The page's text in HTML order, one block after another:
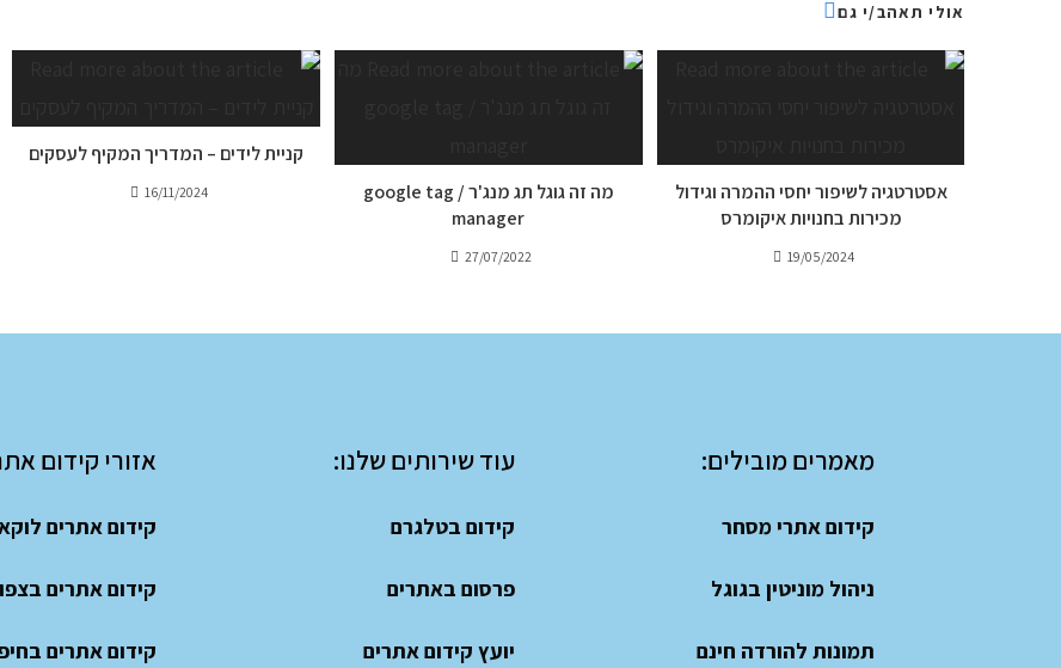
אולי תאהב/י גם
קניית לידים – המדריך המקיף לעסקים
16/11/2024
מה זה גוגל תג מנג'ר / google tag
manager
27/07/2022
אסטרטגיה לשיפור יחסי ההמרה וגידול
מכירות בחנויות איקומרס
19/05/2024
מאמרים מובילים:
קידום אתרי מסחר
ניהול מוניטין בגוגל
תמונות להורדה חינם
עוד שירותים שלנו:
קידום בטלגרם
פרסום באתרים
יועץ קידום אתרים
אזורי קידום
קידום אתרים
קידום אתרים
קידום אתרים